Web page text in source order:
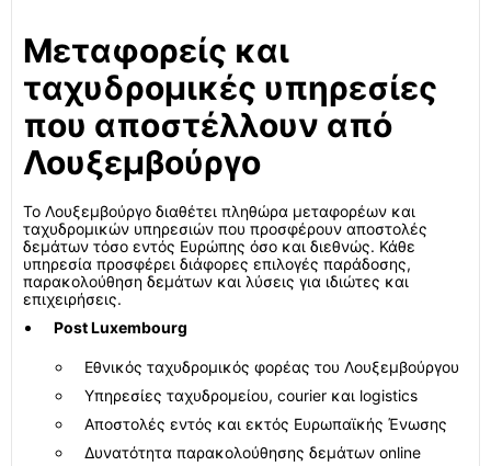
Μεταφορείς και
ταχυδρομικές υπηρεσίες
που αποστέλλουν από
Λουξεμβούργο
Το Λουξεμβούργο διαθέτει πληθώρα μεταφορέων και
ταχυδρομικών υπηρεσιών που προσφέρουν αποστολές
δεμάτων τόσο εντός Ευρώπης όσο και διεθνώς. Κάθε
υπηρεσία προσφέρει διάφορες επιλογές παράδοσης,
παρακολούθηση δεμάτων και λύσεις για ιδιώτες και
επιχειρήσεις.
Post Luxembourg
Εθνικός ταχυδρομικός φορέας του Λουξεμβούργου
Υπηρεσίες ταχυδρομείου, courier και logistics
Αποστολές εντός και εκτός Ευρωπαϊκής Ένωσης
Δυνατότητα παρακολούθησης δεμάτων online